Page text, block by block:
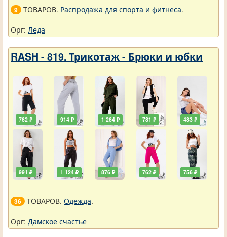
9 ТОВАРОВ. Распродажа для спорта и фитнеса.
Орг: Леда
RASH - 819. Трикотаж - Брюки и юбки
762 ₽
991 ₽
914 ₽
1 124 ₽
1 264 ₽
876 ₽
781 ₽
762 ₽
483 ₽
756 ₽
36 ТОВАРОВ. Одежда.
Орг: Дамское счастье